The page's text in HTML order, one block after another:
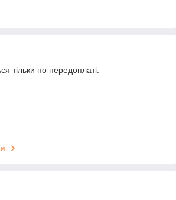
тільки по передоплаті.